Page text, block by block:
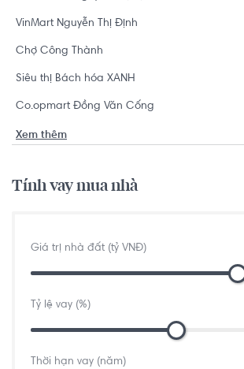
VinMart Nguyễn Thị Định
Chợ Công Thành
Siêu thị Bách hóa XANH
Co.opmart Đồng Văn Cống
Xem thêm
Tính vay mua nhà
Giá trị nhà đất (tỷ VNĐ)
Tỷ lệ vay (%)
Thời hạn vay (năm)